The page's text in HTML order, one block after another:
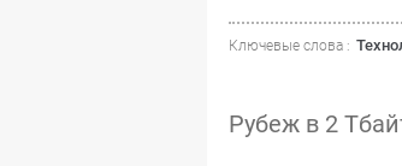
Ключевые слова :
Рубеж в 2